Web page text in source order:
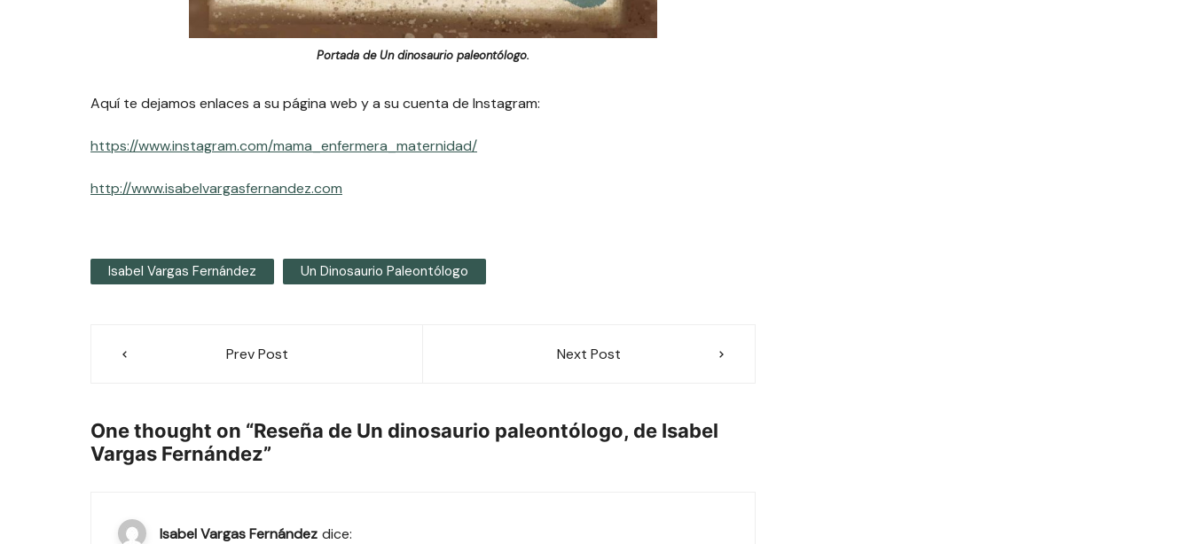
Portada de Un dinosaurio paleontólogo.
Aquí te dejamos enlaces a su página web y a su cuenta de Instagram:
https://www.instagram.com/mama_enfermera_maternidad/
http://www.isabelvargasfernandez.com
Isabel Vargas Fernández Un Dinosaurio Paleontólogo
NavegaciónPrev Post Next Post
One thought on “Reseña de Un dinosaurio paleontólogo, de Isabel
Vargas Fernández”
Isabel Vargas Fernández dice: